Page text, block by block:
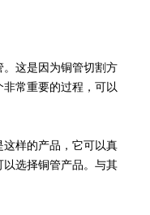
这是因为铜管切割方
常重要的过程，可以
样的产品，它可以真
选择铜管产品。与其